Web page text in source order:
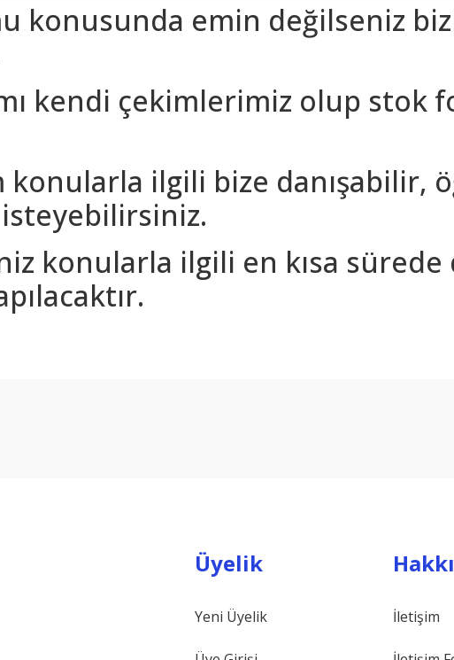
konusunda emin değilseniz
kendi çekimlerimiz olup stok
ilgili bize danışabilir,
konularla ilgili en kısa sürede
Üyelik
Yeni Üyelik İletişim